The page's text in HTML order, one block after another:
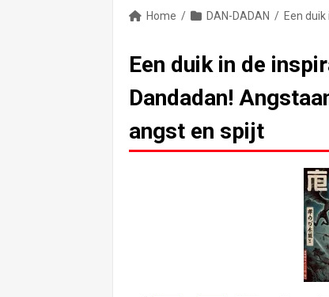
Home / DAN-DADAN /
Een duik in de
Dandadan!
angst en spijt